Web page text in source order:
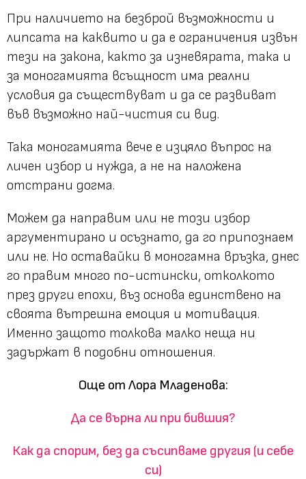
При наличието на безброй възможности и
липсата на каквито и да е ограничения извън
тези на закона, както за изневярата, така и
за моногамията всъщност има реални
условия да съществуват и да се развиват
във възможно най-чистия си вид.
Така моногамията вече е изцяло въпрос на
личен избор и нужда, а не на наложена
отстрани догма.
Можем да направим или не този избор
аргументирано и осъзнато, да го припознаем
или не. Но оставайки в моногамна връзка, днес
го правим много по-истински, отколкото
през други епохи, въз основа единствено на
своята вътрешна емоция и мотивация.
Именно защото толкова малко неща ни
задържат в подобни отношения.
Още от Лора Младенова:
Да се върна ли при бившия?
Как да спорим, без да съсипваме другия (и себе
си)